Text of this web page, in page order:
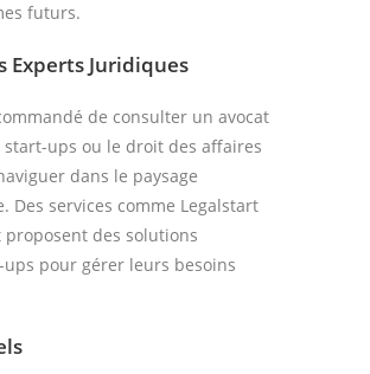
futurs.
Experts Juridiques
de consulter un avocat
start-ups ou le droit des affaires
dans le paysage
Des services comme Legalstart
des solutions
pour gérer leurs besoins